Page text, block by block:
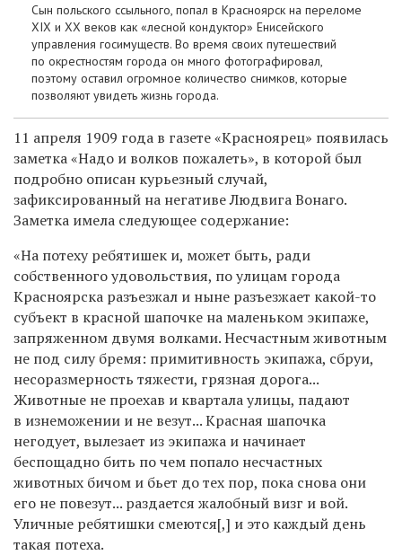
Сын польского ссыльного, попал в Красноярск на переломе
XIX и XX веков как «лесной кондуктор» Енисейского
управления госимуществ. Во время своих путешествий
по окрестностям города он много фотографировал,
поэтому оставил огромное количество снимков, которые
позволяют увидеть жизнь города.
11 апреля 1909 года в газете «Красноярец» появилась
заметка «Надо и волков пожалеть», в которой был
подробно описан курьезный случай,
зафиксированный на негативе Людвига Вонаго.
Заметка имела следующее содержание:
«На потеху ребятишек и, может быть, ради
собственного удовольствия, по улицам города
Красноярска разъезжал и ныне разъезжает какой-то
субъект в красной шапочке на маленьком экипаже,
запряженном двумя волками. Несчастным животным
не под силу бремя: примитивность экипажа, сбруи,
несоразмерность тяжести, грязная дорога...
Животные не проехав и квартала улицы, падают
в изнеможении и не везут...Красная шапочка
негодует, вылезает из экипажа и начинает
беспощадно бить по чем попало несчастных
животных бичом и бьет до тех пор, пока снова они
его не повезут... раздается жалобный визг и вой.
Уличные ребятишки смеются[,] и это каждый день
такая потеха.